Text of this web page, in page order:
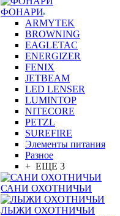
ФОНАРИ
ARMYTEK
BROWNING
EAGLETAC
ENERGIZER
FENIX
JETBEAM
LED LENSER
LUMINTOP
NITECORE
PETZL
SUREFIRE
Элементы питания
Разное
+ ЕЩЕ 3
САНИ ОХОТНИЧЬИ
ЛЫЖИ ОХОТНИЧЬИ